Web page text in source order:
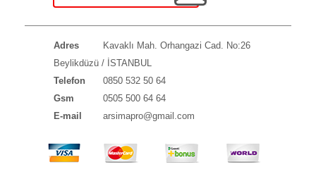
Adres
Kavaklı Mah. Orhangazi Cad. No:26
Beylikdüzü / İSTANBUL
Telefon
0850 532 50 64
Gsm
0505 500 64 64
E-mail
arsimapro@gmail.com